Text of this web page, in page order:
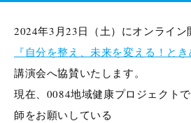
2024年3月23日（土）にオンライン
『自分を整え、未来を変える！と
講演会へ協賛いたします。
現在、0084地域健康プロジェクト
師をお願いしている